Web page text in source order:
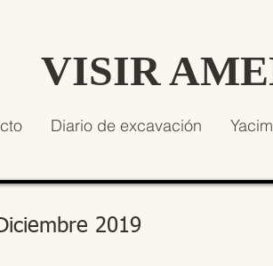
VISIR
Diario de excavación
2019